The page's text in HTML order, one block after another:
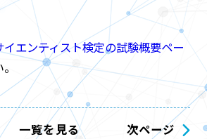
イエンティスト検定の試験概要ペー
一覧を見る 次ページ